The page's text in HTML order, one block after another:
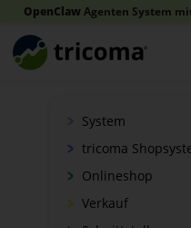
OpenClawAgenten System
System
tricoma
Onlineshop
Verkauf